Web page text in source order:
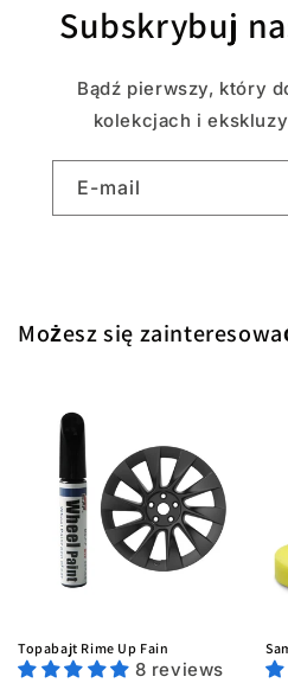
Subskrybuj
Bądź pierwszy, który
kolekcjach i
E-mail
Możesz się
Topabajt Rime Up Fain
8 reviews